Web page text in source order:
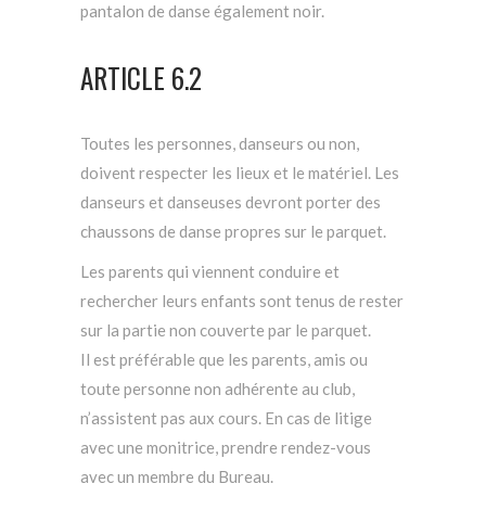
pantalon de danse également noir.
ARTICLE 6.2
Toutes les personnes, danseurs ou non,
doivent respecter les lieux et le matériel. Les
danseurs et danseuses devront porter des
chaussons de danse propres sur le parquet.
Les parents qui viennent conduire et
rechercher leurs enfants sont tenus de rester
sur la partie non couverte par le parquet.
Il est préférable que les parents, amis ou
toute personne non adhérente au club,
n’assistent pas aux cours. En cas de litige
avec une monitrice, prendre rendez-vous
avec un membre du Bureau.